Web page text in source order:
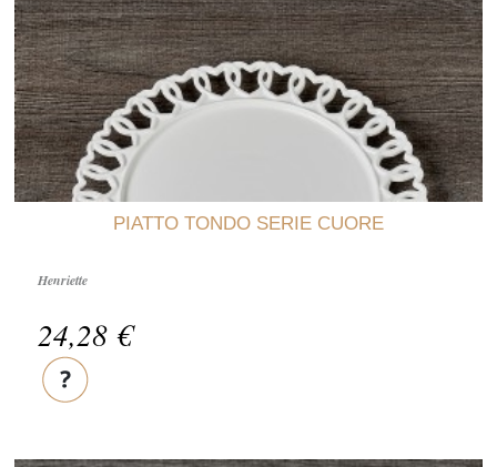
PIATTO TONDO SERIE CUORE
Henriette
24,28 €